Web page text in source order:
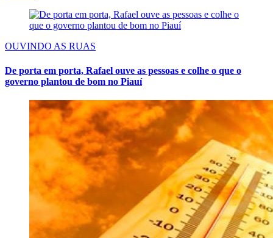
OUVINDO AS RUAS
De porta em porta, Rafael ouve as pessoas e colhe o que o
governo plantou de bom no Piauí